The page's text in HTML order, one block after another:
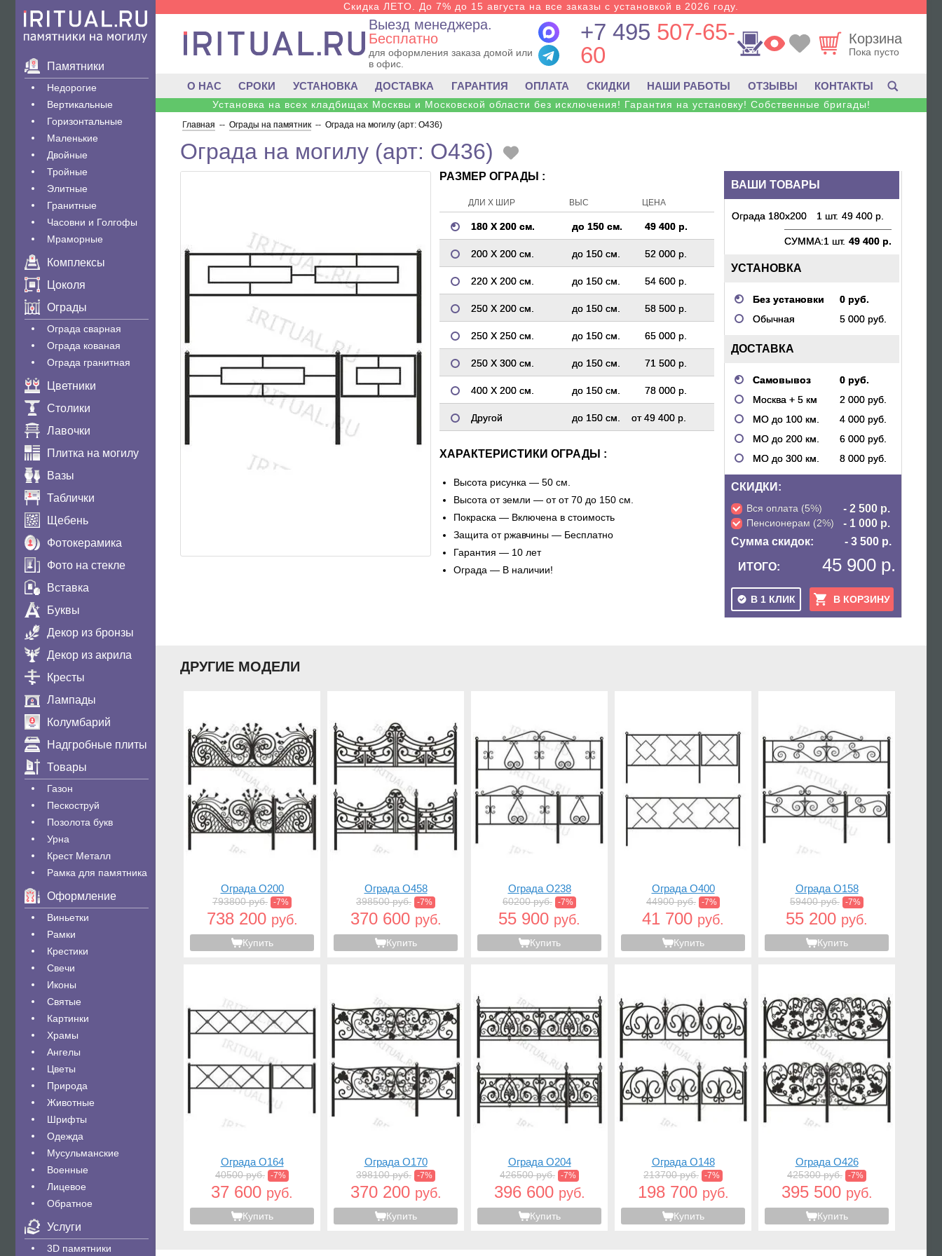
Памятники
Недорогие
Вертикальные
Горизонтальные
Маленькие
Двойные
Тройные
Элитные
Гранитные
Часовни и Голгофы
Мраморные
Комплексы
Цоколя
Ограды
Ограда сварная
Ограда кованая
Ограда гранитная
Цветники
Столики
Лавочки
Плитка на могилу
Вазы
Таблички
Щебень
Фотокерамика
Фото на стекле
Вставка
Буквы
Декор из бронзы
Декор из акрила
Кресты
Лампады
Колумбарий
Надгробные плиты
Товары
Газон
Пескоструй
Позолота букв
Урна
Крест Металл
Рамка для памятника
Оформление
Виньетки
Рамки
Крестики
Свечи
Иконы
Святые
Картинки
Храмы
Ангелы
Цветы
Природа
Животные
Шрифты
Одежда
Мусульманские
Военные
Лицевое
Обратное
Услуги
3D памятники
Скидка ЛЕТО. До 7% до 15 августа на все заказы с установкой в 2026 году.
Выезд менеджера.
Бесплатно
для оформления заказа домой или
в офис.
+7 495 507-65-
60
Корзина
Пока пусто
О НАС СРОКИ УСТАНОВКА ДОСТАВКА ГАРАНТИЯ ОПЛАТА СКИДКИ НАШИ РАБОТЫ ОТЗЫВЫ КОНТАКТЫ
Установка на всех кладбищах Москвы и Московской области без исключения! Гарантия на установку! Собственные бригады!
Главная -- Ограды на памятник -- Ограда на могилу (арт: O436)
Ограда на могилу (арт: O436)
ВАШИ ТОВАРЫ
Ограда 180х200 1 шт. 49 400 р.
СУММА:1 шт. 49 400 р.
УСТАНОВКА
Без установки
0 руб.
Обычная
5 000 руб.
ДОСТАВКА
Самовывоз
0 руб.
Москва + 5 км
2 000 руб.
МО до 100 км.
4 000 руб.
МО до 200 км.
6 000 руб.
МО до 300 км.
8 000 руб.
СКИДКИ:
Вся оплата (5%) - 2 500 р.
Пенсионерам (2%)
- 1 000 р.
Сумма скидок:
- 3 500 р.
ИТОГО: 45 900 р.
В 1 КЛИК В КОРЗИНУ
РАЗМЕР ОГРАДЫ :
ДЛИ Х ШИР ВЫС ЦЕНА
180 Х 200 см. до 150 см. 49 400 р.
200 Х 200 см. до 150 см. 52 000 р.
220 Х 200 см. до 150 см. 54 600 р.
250 Х 200 см. до 150 см. 58 500 р.
250 Х 250 см. до 150 см. 65 000 р.
250 Х 300 см. до 150 см. 71 500 р.
400 Х 200 см. до 150 см. 78 000 р.
Другой до 150 см. от 49 400 р.
ХАРАКТЕРИСТИКИ ОГРАДЫ :
Высота рисунка — 50 см.
Высота от земли — от от 70 до 150 см.
Покраска — Включена в стоимость
Защита от ржавчины — Бесплатно
Гарантия — 10 лет
Ограда — В наличии!
ДРУГИЕ МОДЕЛИ
Ограда O200
793800 руб. -7%
738 200 руб.
Купить
Ограда O458
398500 руб. -7%
370 600 руб.
Купить
Ограда O238
60200 руб. -7%
55 900 руб.
Купить
Ограда O400
44900 руб. -7%
41 700 руб.
Купить
Ограда O158
59400 руб. -7%
55 200 руб.
Купить
Ограда O164
40500 руб. -7%
37 600 руб.
Купить
Ограда O170
398100 руб. -7%
370 200 руб.
Купить
Ограда O204
426500 руб. -7%
396 600 руб.
Купить
Ограда O148
213700 руб. -7%
198 700 руб.
Купить
Ограда O426
425300 руб. -7%
395 500 руб.
Купить